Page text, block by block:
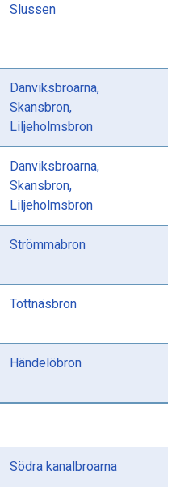
Slussen
Danviksbroarna,
Skansbron,
Liljeholmsbron
Danviksbroarna,
Skansbron,
Liljeholmsbron
Strömmabron
Tottnäsbron
Händelöbron
Södra kanalbroarna